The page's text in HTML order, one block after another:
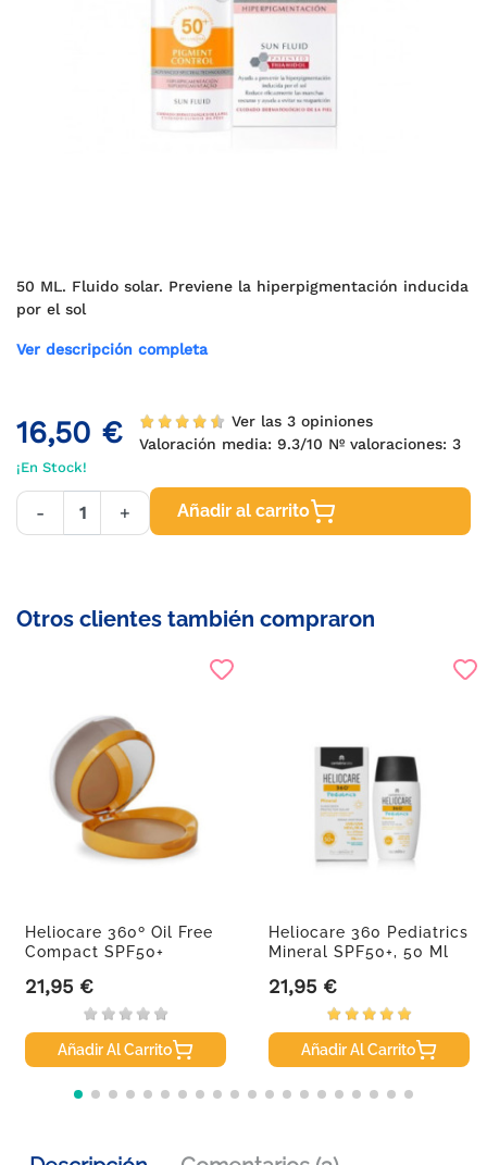
50 ML. Fluido solar. Previene la hiperpigmentación inducida
por el sol
Ver descripción completa
16,50 €
Ver las 3 opiniones
Valoración media:9.3/10 Nº valoraciones:3
¡En Stock!
- + Añadir al carrito
Otros clientes también compraron
Heliocare 360º Oil Free
Compact SPF50+
Precio
21,95 €
Añadir Al Carrito
Heliocare 360 Pediatrics
Mineral SPF50+, 50 Ml
Precio
21,95 €
Añadir Al Carrito